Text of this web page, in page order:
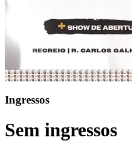
Ingressos
Sem ingressos